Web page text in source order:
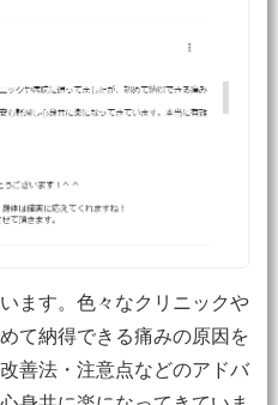
ます。色々なクリニックや
て納得できる痛みの原因を
善法・注意点などのアドバ